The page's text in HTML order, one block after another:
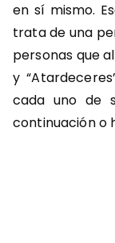
en sí mismo.
trata de una
personas que
y
cada uno de
continuación o